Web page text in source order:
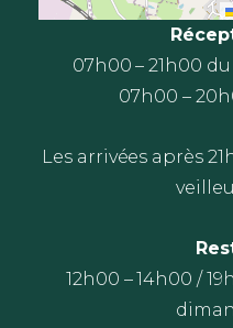
07h00 – 21h00
07h00 –
Les arrivées après
12h00 – 14h00 /